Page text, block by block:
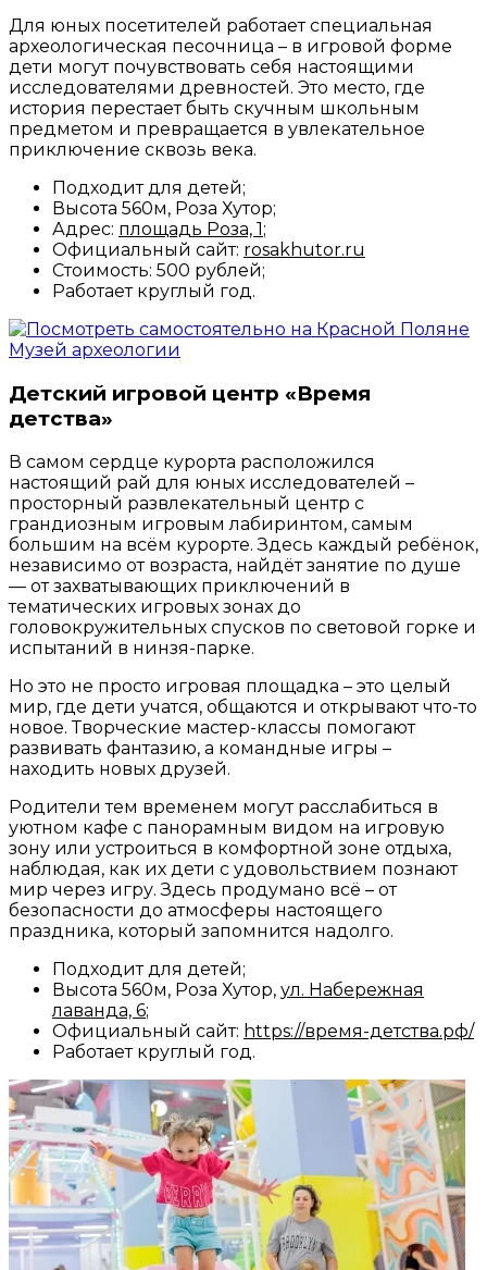
Для юных посетителей работает специальная
археологическая песочница – в игровой форме
дети могут почувствовать себя настоящими
исследователями древностей. Это место, где
история перестает быть скучным школьным
предметом и превращается в увлекательное
приключение сквозь века.
Подходит для детей;
Высота 560м, Роза Хутор;
Адрес: площадь Роза, 1 ;
Официальный сайт: rosakhutor.ru
Стоимость: 500 рублей;
Работает круглый год.
Детский игровой центр «Время
детства»
В самом сердце курорта расположился
настоящий рай для юных исследователей –
просторный развлекательный центр с
грандиозным игровым лабиринтом, самым
большим на всём курорте. Здесь каждый ребёнок,
независимо от возраста, найдёт занятие по душе
— от захватывающих приключений в
тематических игровых зонах до
головокружительных спусков по световой горке и
испытаний в нинзя-парке.
Но это не просто игровая площадка – это целый
мир, где дети учатся, общаются и открывают что-то
новое. Творческие мастер-классы помогают
развивать фантазию, а командные игры –
находить новых друзей.
Родители тем временем могут расслабиться в
уютном кафе с панорамным видом на игровую
зону или устроиться в комфортной зоне отдыха,
наблюдая, как их дети с удовольствием познают
мир через игру. Здесь продумано всё – от
безопасности до атмосферы настоящего
праздника, который запомнится надолго.
Подходит для детей;
Высота 560м, Роза Хутор, ул. Набережная
лаванда, 6;
Официальный сайт: https://время-детства.рф/
Работает круглый год.